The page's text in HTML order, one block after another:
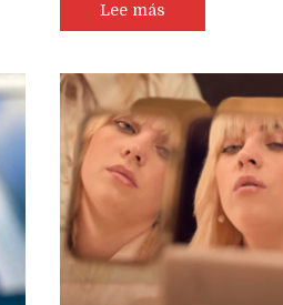
Lee más